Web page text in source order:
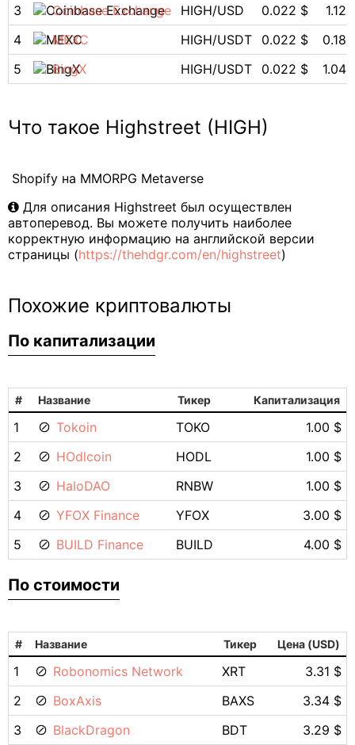
3
Coinbase Exchange HIGH/USD 0.022 $
4
MEXC HIGH/USDT 0.022 $
5
BingX HIGH/USDT 0.022 $
Что такое Highstreet (HIGH)
Shopify на MMORPG Metaverse
Для описания Highstreet был осуществлен
автоперевод. Вы можете получить наиболее
корректную информацию на английской версии
страницы (https://thehdgr.com/en/highstreet)
Похожие криптовалюты
По капитализации
# Название Тикер Капитализация
1 Tokoin TOKO
1.00 $
2
HOdlcoin HODL
1.00 $
3
HaloDAO RNBW
1.00 $
4
YFOX Finance YFOX
3.00 $
5
BUILD Finance BUILD 4.00 $
По стоимости
# Название Тикер Цена (USD)
1 Robonomics Network XRT
3.31 $
2
BoxAxis BAXS
3.34 $
3
BlackDragon BDT 3.29 $